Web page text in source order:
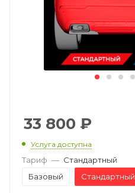
33 800 ₽
Услуга доступна
Тариф — Стандартный
Базовый
Стандартный